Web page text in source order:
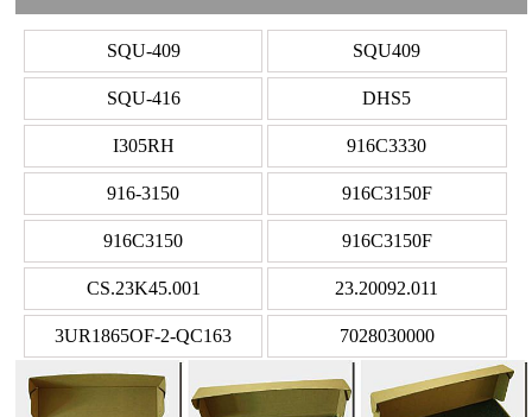
SQU-409 SQU409
SQU-416 DHS5
I305RH 916C3330
916-3150 916C3150F
916C3150 916C3150F
CS.23K45.001 23.20092.011
3UR1865OF-2-QC163 7028030000